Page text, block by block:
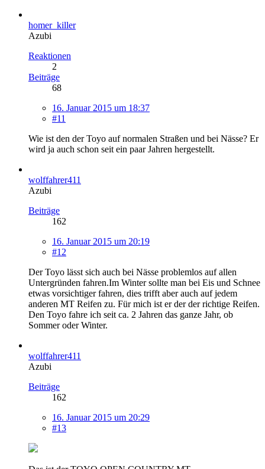
homer_killer
Azubi
Reaktionen
2
Beiträge
68
16. Januar 2015 um 18:37
#11
Wie ist den der Toyo auf normalen Straßen und bei Nässe? Er
wird ja auch schon seit ein paar Jahren hergestellt.
wolffahrer411
Azubi
Beiträge
162
16. Januar 2015 um 20:19
#12
Der Toyo lässt sich auch bei Nässe problemlos auf allen
Untergründen fahren.Im Winter sollte man bei Eis und Schnee
etwas vorsichtiger fahren, dies trifft aber auch auf jedem
anderen MT Reifen zu. Für mich ist er der der richtige Reifen.
Den Toyo fahre ich seit ca. 2 Jahren das ganze Jahr, ob
Sommer oder Winter.
wolffahrer411
Azubi
Beiträge
162
16. Januar 2015 um 20:29
#13